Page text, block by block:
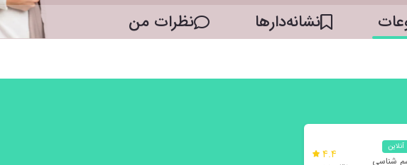
نشانه‌دار‌ها نظرات من
آنلاین 4.4